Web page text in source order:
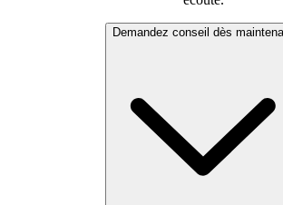
Demandez conseil dès